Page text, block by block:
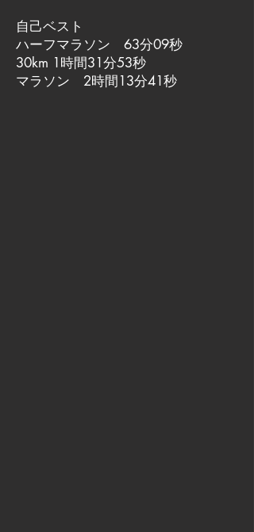
自己ベスト
ハーフマラソン 63分09秒
30km 1時間31分53秒
マラソン 2時間13分41秒